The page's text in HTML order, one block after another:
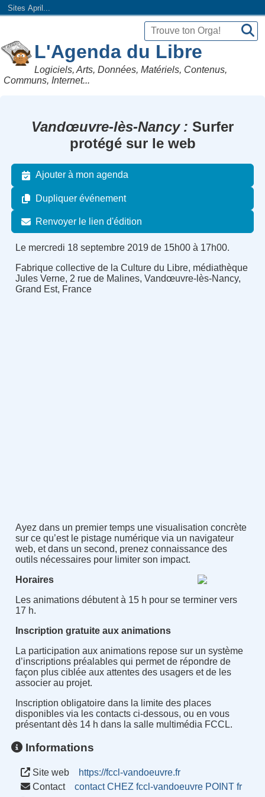
Sites April...
L'Agenda du Libre
Logiciels, Arts, Données, Matériels, Contenus,
Communs, Internet...
Vandœuvre-lès-Nancy
Surfer
protégé sur le web
Ajouter à mon agenda
Dupliquer événement
Renvoyer le lien d'édition
Le mercredi 18 septembre 2019 de 15h00 à 17h00.
Fabrique collective de la Culture du Libre, médiathèque
Jules Verne, 2 rue de Malines, Vandœuvre-lès-Nancy,
Grand Est, France
Ayez dans un premier temps une visualisation concrète
sur ce qu’est le pistage numérique via un navigateur
web, et dans un second, prenez connaissance des
outils nécessaires pour limiter son impact.
Horaires
Les animations débutent à 15 h pour se terminer vers
17 h.
Inscription gratuite aux animations
La participation aux animations repose sur un système
d’inscriptions préalables qui permet de répondre de
façon plus ciblée aux attentes des usagers et de les
associer au projet.
Inscription obligatoire dans la limite des places
disponibles via les contacts ci-dessous, ou en vous
présentant dès 14 h dans la salle multimédia FCCL.
Informations
Site web
https://fccl-vandoeuvre.fr
Contact
contact CHEZ fccl-vandoeuvre POINT fr